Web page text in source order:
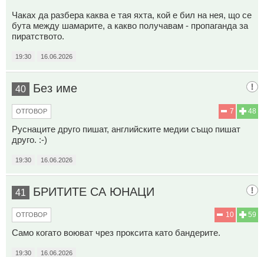
Чаках да разбера каква е тая яхта, кой е бил на нея, що се
бута между шамарите, а какво получавам - пропаганда за
пиратството.
19:30 16.06.2026
40 Без име
48
7
ОТГОВОР
Руснаците друго пишат, английските медии също пишат
друго. :-)
19:30 16.06.2026
41 БРИТИТЕ СА ЮНАЦИ
59
10
ОТГОВОР
Само когато воюват чрез проксита като бандерите.
19:30 16.06.2026